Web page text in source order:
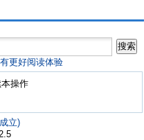
更好阅读体验
操作
立)